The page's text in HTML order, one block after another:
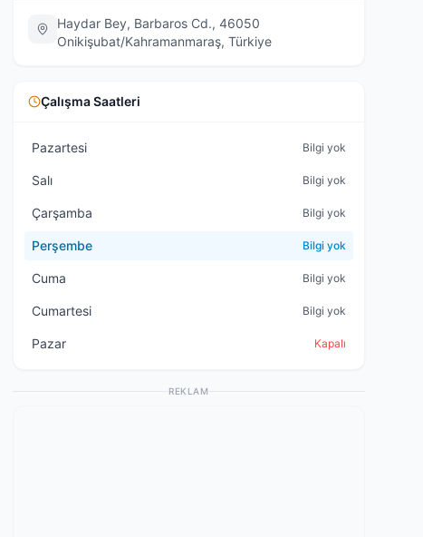
Haydar Bey, Barbaros Cd., 46050
Onikişubat/Kahramanmaraş, Türkiye
Çalışma Saatleri
Pazartesi Bilgi yok
Salı Bilgi yok
Çarşamba Bilgi yok
Perşembe Bilgi yok
Cuma Bilgi yok
Cumartesi Bilgi yok
Pazar Kapalı
REKLAM